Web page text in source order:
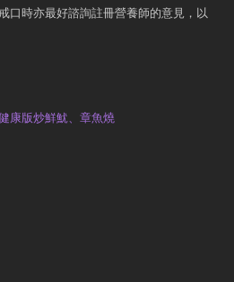
口時亦最好諮詢註冊營養師的意見，以
康版炒鮮魷、章魚燒